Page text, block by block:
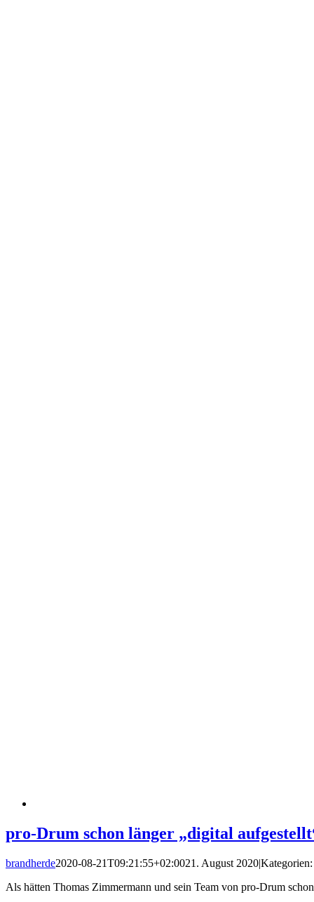
pro-Drum schon länger „digital
brandherde2020-08-21T09:21:55+02:0021. August 2020|Kategorien:
Als hätten Thomas Zimmermann und sein Team von pro-Drum